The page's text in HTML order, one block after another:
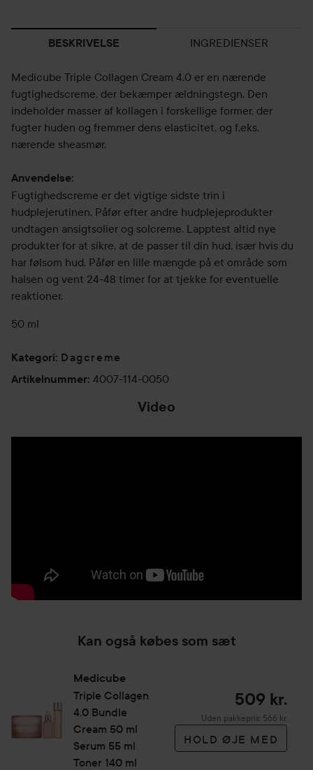
BESKRIVELSE INGREDIENSER
Medicube Triple Collagen Cream 4.0 er en nærende
fugtighedscreme, der bekæmper ældningstegn. Den
indeholder masser af kollagen i forskellige former, der
fugter huden og fremmer dens elasticitet, og f.eks.
nærende sheasmør.
Anvendelse:
Fugtighedscreme er det vigtige sidste trin i
hudplejerutinen. Påfør efter andre hudplejeprodukter
undtagen ansigtsolier og solcreme. Lapptest altid nye
produkter for at sikre, at de passer til din hud, især hvis du
har følsom hud. Påfør en lille mængde på et område som
halsen og vent 24-48 timer for at tjekke for eventuelle
reaktioner.
50 ml
Kategori: Dagcreme
Artikelnummer: 4007-114-0050
Video
Kan også købes som sæt
Medicube
Triple Collagen
4.0 Bundle
Cream 50 ml
Serum 55 ml
Toner 140 ml
509 kr.
Uden pakkepris: 566 kr.
HOLD ØJE MED